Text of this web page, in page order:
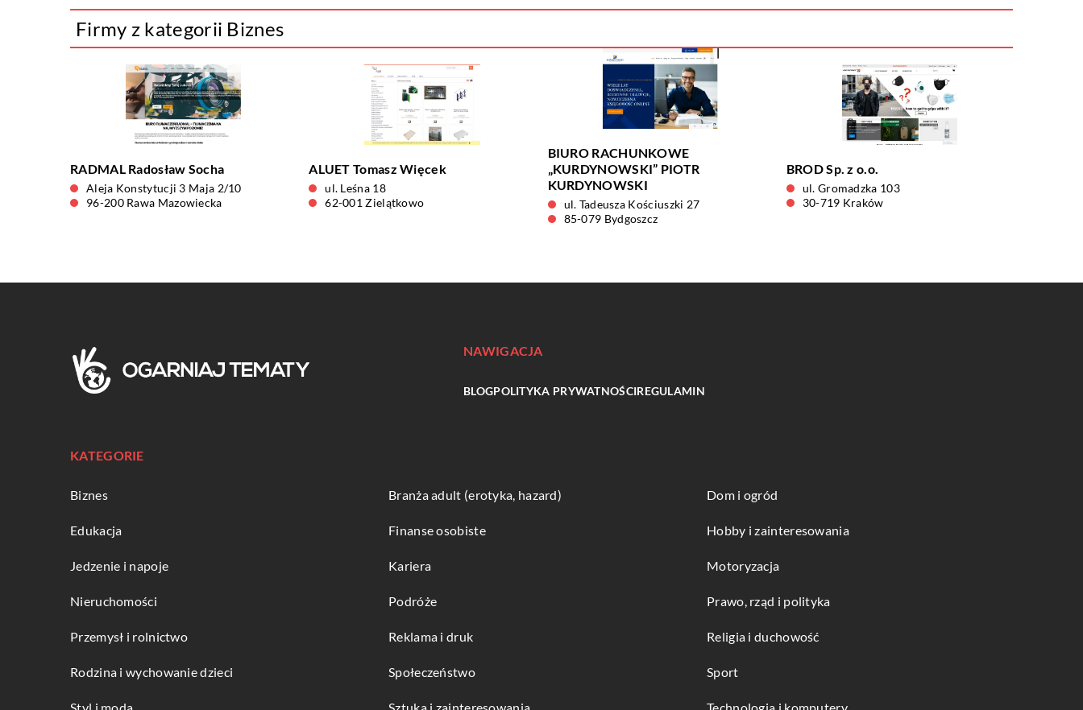
Firmy z kategorii Biznes
RADMAL Radosław Socha
Aleja Konstytucji 3 Maja 2/10
96-200 Rawa Mazowiecka
ALUET Tomasz Więcek
ul. Leśna 18
62-001 Zielątkowo
BIURO RACHUNKOWE
„KURDYNOWSKI” PIOTR
KURDYNOWSKI
ul. Tadeusza Kościuszki 27
85-079 Bydgoszcz
BROD Sp. z o.o.
ul. Gromadzka 103
30-719 Kraków
NAWIGACJA
BLOGPOLITYKA PRYWATNOŚCIREGULAMIN
KATEGORIE
Biznes Branża adult (erotyka, hazard) Dom i ogród
Edukacja Finanse osobiste Hobby i zainteresowania
Jedzenie i napoje Kariera Motoryzacja
Nieruchomości Podróże Prawo, rząd i polityka
Przemysł i rolnictwo Reklama i druk Religia i duchowość
Rodzina i wychowanie dzieci Społeczeństwo Sport